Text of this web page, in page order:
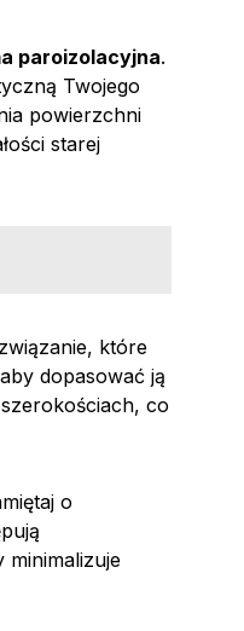
paroizolacyjna.
Twojego
powierzchni
starej
które
dopasować ją
co
o